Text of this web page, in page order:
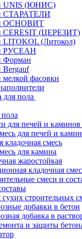
UNIS (ЮНИС)
СТАРАТЕЛИ
ОСНОВИТ
СERESIT (ЦЕРЕЗИТ)
LITOKOL (Литокол)
РУСЕАН
Форман
Bergauf
мелкой фасовки
для пола
для печей и каминов
для печей и
кладочная смесь
для камина
жаростойкая
кладочная
смеси и
строительных
добавки в бетон
добавка в
и защиты